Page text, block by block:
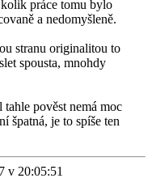
práce tomu bylo
a nedomyšleně.
stranu originalitou to
spousta, mnohdy
pověst nemá moc
špatná, je to spíše ten
v 20:05:51